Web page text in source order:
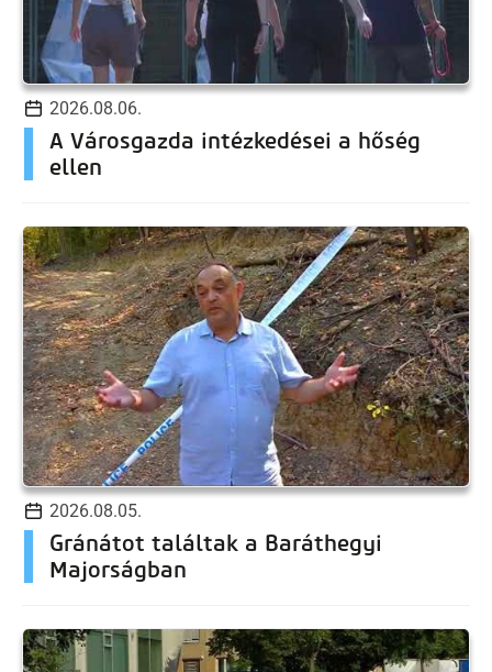
2026.08.06.
A Városgazda intézkedései a hőség
ellen
2026.08.05.
Gránátot találtak a Baráthegyi
Majorságban